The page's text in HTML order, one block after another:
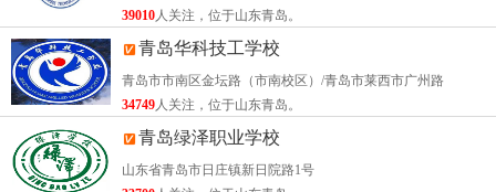
以选择一个稍差的学校，先进行着学习，未来还有很多次的
翻盘机会。
39010 人关注，位于山东青岛。
青岛华科技工学校
青岛市市南区金坛路（市南校区）/青岛市莱西市广州路
34749 人关注，位于山东青岛。
青岛绿泽职业学校
山东省青岛市日庄镇新日院路1号